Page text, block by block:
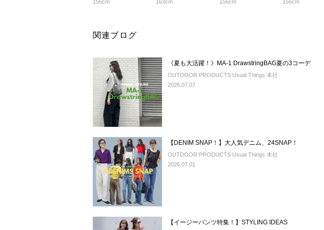
156cm 163cm 156cm 156cm
関連ブログ
《夏も大活躍！》MA-1 DrawstringBAG夏の3コーデ
OUTDOOR PRODUCTS Usual Things 本社
2026.07.07
【DENIM SNAP！】大人気デニム、24SNAP！
OUTDOOR PRODUCTS Usual Things 本社
2026.07.01
【イージーパンツ特集！】STYLING IDEAS